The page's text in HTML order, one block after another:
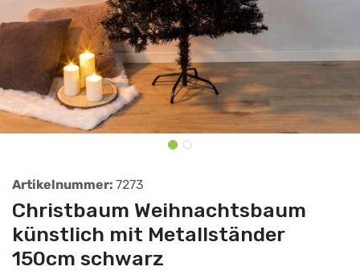
Artikelnummer: 7273
Christbaum Weihnachtsbaum
künstlich mit Metallständer
150cm schwarz